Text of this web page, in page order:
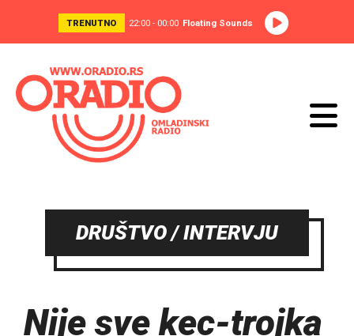
TRENUTNO 22:00 - 00:00 Floating Sounds
DRUŠTVO / INTERVJU
Nije sve kec-trojka